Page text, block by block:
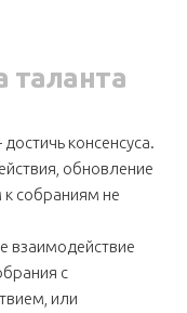
таланта
консенсуса.
обновление
собраниям не
взаимодействие
с
или